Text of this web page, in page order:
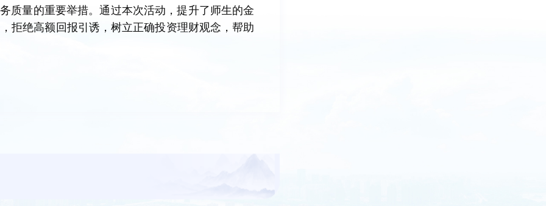
质量的重要举措。通过本次活动，提升了师生的金
拒绝高额回报引诱，树立正确投资理财观念，帮助